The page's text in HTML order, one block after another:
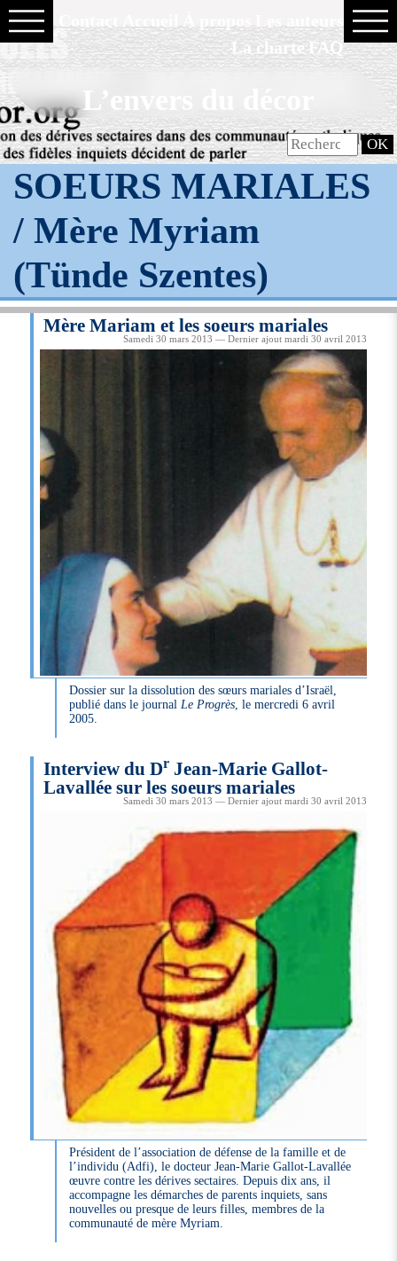
La charte FAQ
L’envers du décor
SOEURS MARIALES
/ Mère Myriam
(Tünde Szentes)
Mère Mariam et les soeurs mariales
Samedi 30 mars 2013 — Dernier ajout mardi 30 avril 2013
Dossier sur la dissolution des sœurs mariales d’Israël,
publié dans le journal Le Progrès , le mercredi 6 avril
2005.
Interview du DrJean-Marie Gallot-
Lavallée sur les soeurs mariales
Samedi 30 mars 2013 — Dernier ajout mardi 30 avril 2013
Président de l’association de défense de la famille et de
l’individu (Adfi), le docteur Jean-Marie Gallot-Lavallée
œuvre contre les dérives sectaires. Depuis dix ans, il
accompagne les démarches de parents inquiets, sans
nouvelles ou presque de leurs filles, membres de la
communauté de mère Myriam.